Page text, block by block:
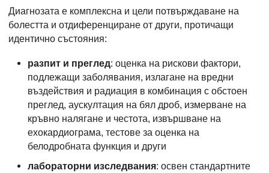
Диагнозата е комплексна и цели потвърждаване на
болестта и отдиференциране от други, протичащи
идентично състояния:
разпит и преглед: оценка на рискови фактори,
подлежащи заболявания, излагане на вредни
въздействия и радиация в комбинация с обстоен
преглед, аускултация на бял дроб, измерване на
кръвно налягане и честота, извършване на
ехокардиограма, тестове за оценка на
белодробната функция и други
лабораторни изследвания: освен стандартните